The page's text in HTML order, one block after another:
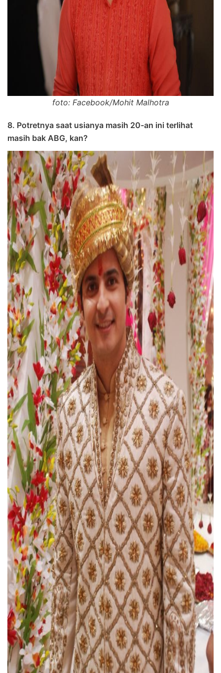
foto: Facebook/Mohit Malhotra
8. Potretnya saat usianya masih 20-an ini terlihat
masih bak ABG, kan?